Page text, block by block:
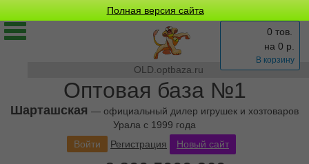
Полная версия сайта
OLD.optbaza.ru
Оптовая база №1
Шарташская — официальный дилер игрушек и хозтоваров
Урала с 1999 года
0 тов.
на 0 р.
В корзину
Войти Регистрация Новый сайт